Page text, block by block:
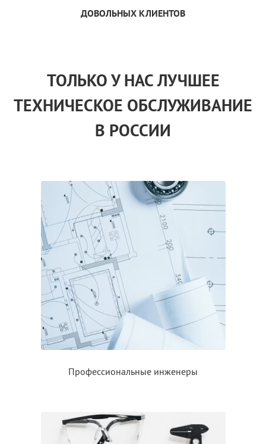
ДОВОЛЬНЫХ КЛИЕНТОВ
ТОЛЬКОУ НАСЛУЧШЕЕ
ТЕХНИЧЕСКОЕ ОБСЛУЖИВАНИЕ
В РОССИИ
Профессиональные инженеры